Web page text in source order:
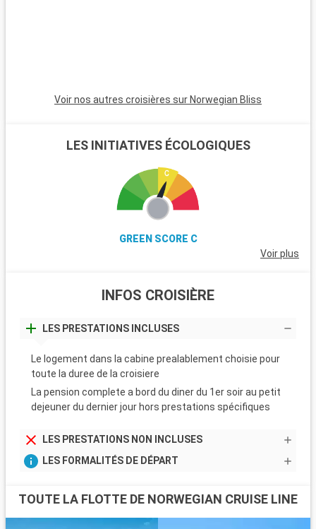
Voir nos autres croisières sur Norwegian Bliss
LES INITIATIVES ÉCOLOGIQUES
GREEN SCORE C
Voir plus
INFOS CROISIÈRE
LES PRESTATIONS INCLUSES
Le logement dans la cabine prealablement choisie pour
toute la duree de la croisiere
La pension complete a bord du diner du 1er soir au petit
dejeuner du dernier jour hors prestations spécifiques
LES PRESTATIONS NON INCLUSES
LES FORMALITÉS DE DÉPART
TOUTE LA FLOTTE DE NORWEGIAN CRUISE LINE